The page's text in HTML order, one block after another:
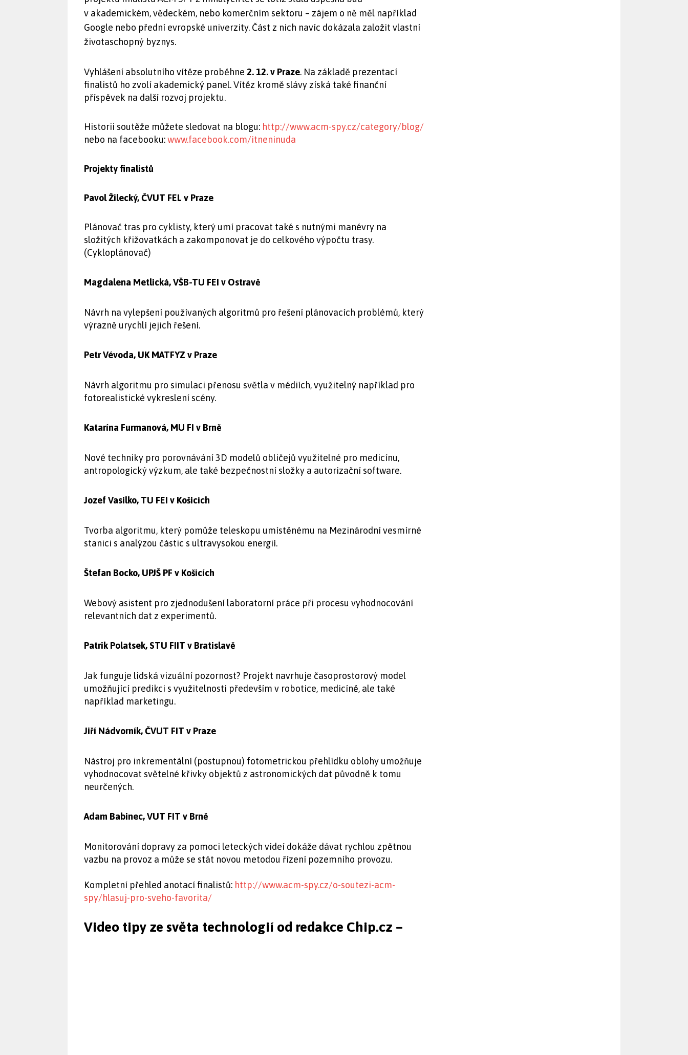
v akademickém, vědeckém, nebo komerčním sektoru – zájem o ně měl například
Google nebo přední evropské univerzity. Část z nich navíc dokázala založit vlastní
životaschopný byznys.
Vyhlášení absolutního vítěze proběhne 2. 12. v Praze. Na základě prezentací
finalistů ho zvolí akademický panel. Vítěz kromě slávy získá také finanční
příspěvek na další rozvoj projektu.
Historii soutěže můžete sledovat na blogu: http://www.acm-spy.cz/category/blog/
nebo na facebooku:www.facebook.com/itneninuda
Projekty finalistů
Pavol Žilecký, ČVUT FEL v Praze
Plánovač tras pro cyklisty, který umí pracovat také s nutnými manévry na
složitých křižovatkách a zakomponovat je do celkového výpočtu trasy.
(Cykloplánovač)
Magdalena Metlická, VŠB-TU FEI v Ostravě
Návrh na vylepšení používaných algoritmů pro řešení plánovacích problémů, který
výrazně urychlí jejich řešení.
Petr Vévoda, UK MATFYZ v Praze
Návrh algoritmu pro simulaci přenosu světla v médiích, využitelný například pro
fotorealistické vykreslení scény.
Katarína Furmanová, MU FI v Brně
Nové techniky pro porovnávání 3D modelů obličejů využitelné pro medicínu,
antropologický výzkum, ale také bezpečnostní složky a autorizační software.
Jozef Vasilko, TU FEI v Košicích
Tvorba algoritmu, který pomůže teleskopu umístěnému na Mezinárodní vesmírné
stanici s analýzou částic s ultravysokou energií.
Štefan Bocko, UPJŠ PF v Košicích
Webový asistent pro zjednodušení laboratorní práce při procesu vyhodnocování
relevantních dat z experimentů.
Patrik Polatsek, STU FIIT v Bratislavě
Jak funguje lidská vizuální pozornost? Projekt navrhuje časoprostorový model
umožňující predikci s využitelnosti především v robotice, medicíně, ale také
například marketingu.
Jiří Nádvorník, ČVUT FIT v Praze
Nástroj pro inkrementální (postupnou) fotometrickou přehlídku oblohy umožňuje
vyhodnocovat světelné křivky objektů z astronomických dat původně k tomu
neurčených.
Adam Babinec, VUT FIT v Brně
Monitorování dopravy za pomoci leteckých videí dokáže dávat rychlou zpětnou
vazbu na provoz a může se stát novou metodou řízení pozemního provozu.
Kompletní přehled anotací finalistů: http://www.acm-spy.cz/o-soutezi-acm-
spy/hlasuj-pro-sveho-favorita/
Video tipy ze světa technologií od redakce Chip.cz –